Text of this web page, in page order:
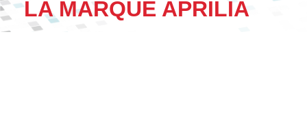
LA MARQUE APRILIA